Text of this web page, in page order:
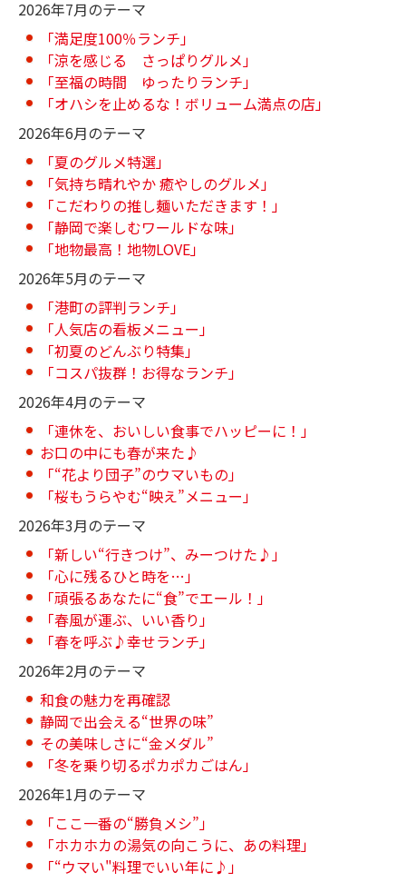
2026年7月のテーマ
「満足度100％ランチ」
「涼を感じる さっぱりグルメ」
「至福の時間 ゆったりランチ」
「オハシを止めるな！ボリューム満点の店」
2026年6月のテーマ
「夏のグルメ特選」
「気持ち晴れやか 癒やしのグルメ」
「こだわりの推し麺いただきます！」
「静岡で楽しむワールドな味」
「地物最高！地物LOVE」
2026年5月のテーマ
「港町の評判ランチ」
「人気店の看板メニュー」
「初夏のどんぶり特集」
「コスパ抜群！お得なランチ」
2026年4月のテーマ
「連休を、おいしい食事でハッピーに！」
お口の中にも春が来た♪
「“花より団子”のウマいもの」
「桜もうらやむ“映え”メニュー」
2026年3月のテーマ
「新しい“行きつけ”、みーつけた♪」
「心に残るひと時を…」
「頑張るあなたに“食”でエール！」
「春風が運ぶ、いい香り」
「春を呼ぶ♪幸せランチ」
2026年2月のテーマ
和食の魅力を再確認
静岡で出会える“世界の味”
その美味しさに“金メダル”
「冬を乗り切るポカポカごはん」
2026年1月のテーマ
「ここ一番の“勝負メシ”」
「ホカホカの湯気の向こうに、あの料理」
「“ウマい"料理でいい年に♪」